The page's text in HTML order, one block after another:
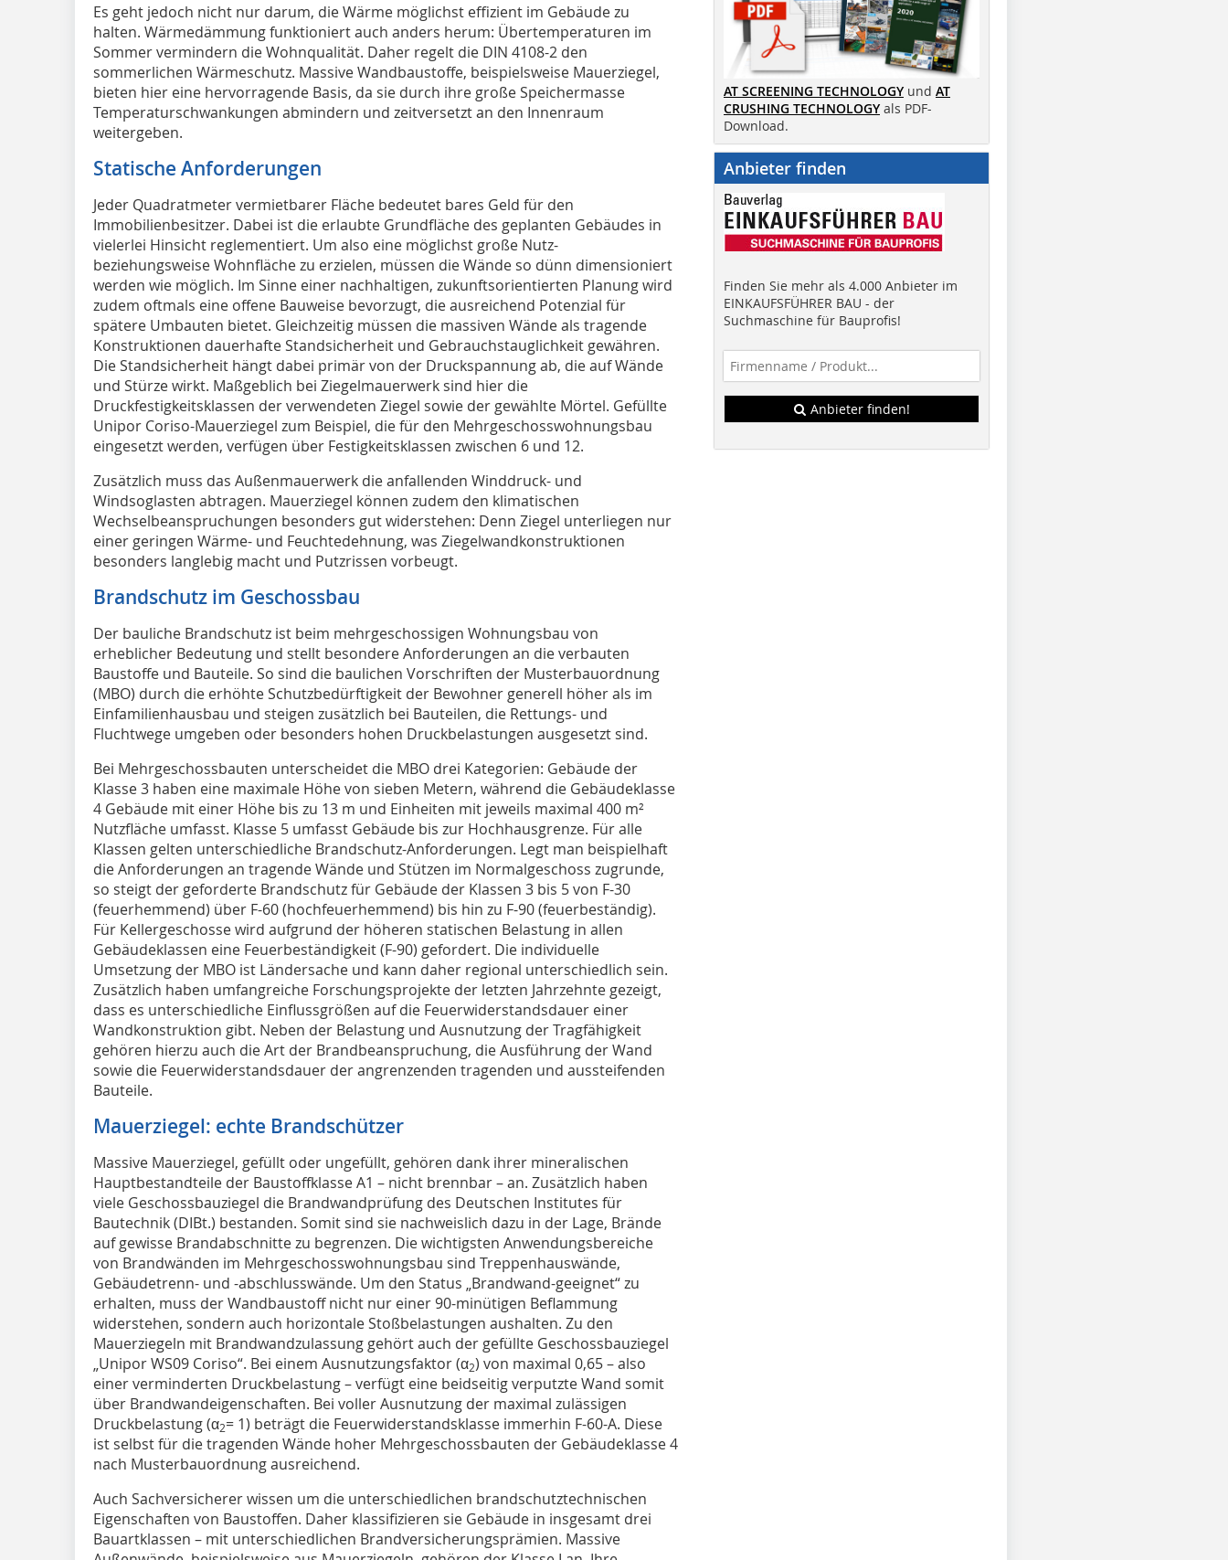
Es geht jedoch nicht nur darum, die Wärme möglichst effizient im Gebäude zu
halten. Wärmedämmung funktioniert auch anders herum: Übertemperaturen im
Sommer vermindern die Wohnqualität. Daher regelt die DIN 4108-2 den
sommerlichen Wärmeschutz. Massive Wandbaustoffe, beispielsweise Mauerziegel,
bieten hier eine hervorragende Basis, da sie durch ihre große Speichermasse
Temperaturschwankungen abmindern und zeitversetzt an den Innenraum
weitergeben.
Statische Anforderungen
Jeder Quadratmeter vermietbarer Fläche bedeutet bares Geld für den
Immobilienbesitzer. Dabei ist die erlaubte Grundfläche des geplanten Gebäudes in
vielerlei Hinsicht reglementiert. Um also eine möglichst große Nutz-
beziehungsweise Wohnfläche zu erzielen, müssen die Wände so dünn dimensioniert
werden wie möglich. Im Sinne einer nachhaltigen, zukunftsorientierten Planung wird
zudem oftmals eine offene Bauweise bevorzugt, die ausreichend Potenzial für
spätere Umbauten bietet. Gleichzeitig müssen die massiven Wände als tragende
Konstruktionen dauerhafte Standsicherheit und Gebrauchstauglichkeit gewähren.
Die Standsicherheit hängt dabei primär von der Druckspannung ab, die auf Wände
und Stürze wirkt. Maßgeblich bei Ziegelmauerwerk sind hier die
Druckfestigkeitsklassen der verwendeten Ziegel sowie der gewählte Mörtel. Gefüllte
Unipor Coriso-Mauerziegel zum Beispiel, die für den Mehrgeschosswohnungsbau
eingesetzt werden, verfügen über Festigkeitsklassen zwischen 6 und 12.
Zusätzlich muss das Außenmauerwerk die anfallenden Winddruck- und
Windsoglasten abtragen. Mauerziegel können zudem den klimatischen
Wechselbeanspruchungen besonders gut widerstehen: Denn Ziegel unterliegen nur
einer geringen Wärme- und Feuchtedehnung, was Ziegelwandkonstruktionen
besonders langlebig macht und Putzrissen vorbeugt.
Brandschutz im Geschossbau
Der bauliche Brandschutz ist beim mehrgeschossigen Wohnungsbau von
erheblicher Bedeutung und stellt besondere Anforderungen an die verbauten
Baustoffe und Bauteile. So sind die baulichen Vorschriften der Musterbauordnung
(MBO) durch die erhöhte Schutzbedürftigkeit der Bewohner generell höher als im
Einfamilienhausbau und steigen zusätzlich bei Bauteilen, die Rettungs- und
Fluchtwege umgeben oder besonders hohen Druckbelastungen ausgesetzt sind.
Bei Mehrgeschossbauten unterscheidet die MBO drei Kategorien: Gebäude der
Klasse 3 haben eine maximale Höhe von sieben Metern, während die Gebäudeklasse
4 Gebäude mit einer Höhe bis zu 13 m und Einheiten mit jeweils maximal 400 m²
Nutzfläche umfasst. Klasse 5 umfasst Gebäude bis zur Hochhausgrenze. Für alle
Klassen gelten unterschiedliche Brandschutz-Anforderungen. Legt man beispielhaft
die Anforderungen an tragende Wände und Stützen im Normalgeschoss zugrunde,
so steigt der geforderte Brandschutz für Gebäude der Klassen 3 bis 5 von F-30
(feuerhemmend) über F-60 (hochfeuerhemmend) bis hin zu F-90 (feuerbeständig).
Für Kellergeschosse wird aufgrund der höheren statischen Belastung in allen
Gebäudeklassen eine Feuerbeständigkeit (F-90) gefordert. Die individuelle
Umsetzung der MBO ist Ländersache und kann daher regional unterschiedlich sein.
Zusätzlich haben umfangreiche Forschungsprojekte der letzten Jahrzehnte gezeigt,
dass es unterschiedliche Einflussgrößen auf die Feuerwiderstandsdauer einer
Wandkonstruktion gibt. Neben der Belastung und Ausnutzung der Tragfähigkeit
gehören hierzu auch die Art der Brandbeanspruchung, die Ausführung der Wand
sowie die Feuerwiderstandsdauer der angrenzenden tragenden und aussteifenden
Bauteile.
Mauerziegel: echte Brandschützer
Massive Mauerziegel, gefüllt oder ungefüllt, gehören dank ihrer mineralischen
Hauptbestandteile der Baustoffklasse A1 – nicht brennbar – an. Zusätzlich haben
viele Geschossbauziegel die Brandwandprüfung des Deutschen Institutes für
Bautechnik (DIBt.) bestanden. Somit sind sie nachweislich dazu in der Lage, Brände
auf gewisse Brandabschnitte zu begrenzen. Die wichtigsten Anwendungsbereiche
von Brandwänden im Mehrgeschosswohnungsbau sind Treppenhauswände,
Gebäudetrenn- und -abschlusswände. Um den Status „Brandwand-geeignet“ zu
erhalten, muss der Wandbaustoff nicht nur einer 90-minütigen Beflammung
widerstehen, sondern auch horizontale Stoßbelastungen aushalten. Zu den
Mauerziegeln mit Brandwandzulassung gehört auch der gefüllte Geschossbauziegel
„Unipor WS09 Coriso“. Bei einem Ausnutzungsfaktor (α2) von maximal 0,65 – also
einer verminderten Druckbelastung – verfügt eine beidseitig verputzte Wand somit
über Brandwandeigenschaften. Bei voller Ausnutzung der maximal zulässigen
Druckbelastung (α2= 1) beträgt die Feuerwiderstandsklasse immerhin F-60-A. Diese
ist selbst für die tragenden Wände hoher Mehrgeschossbauten der Gebäudeklasse 4
nach Musterbauordnung ausreichend.
Auch Sachversicherer wissen um die unterschiedlichen brandschutztechnischen
Eigenschaften von Baustoffen. Daher klassifizieren sie Gebäude in insgesamt drei
Bauartklassen – mit unterschiedlichen Brandversicherungsprämien. Massive
AT SCREENING TECHNOLOGY und AT
CRUSHING TECHNOLOGY als PDF-
Download.
Anbieter finden
Finden Sie mehr als 4.000 Anbieter im
EINKAUFSFÜHRER BAU - der
Suchmaschine für Bauprofis!
Anbieter finden!